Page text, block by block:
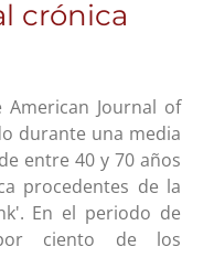
crónica
Journal of
durante una media
entre 40 y 70 años
procedentes de la
En el periodo de
ciento de los